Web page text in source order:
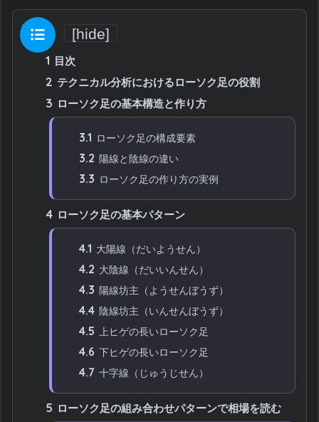
目次 [hide]
1 目次
2 テクニカル分析におけるローソク足の役割
3 ローソク足の基本構造と作り方
3.1 ローソク足の構成要素
3.2 陽線と陰線の違い
3.3 ローソク足の作り方の実例
4 ローソク足の基本パターン
4.1 大陽線（だいようせん）
4.2 大陰線（だいいんせん）
4.3 陽線坊主（ようせんぼうず）
4.4 陰線坊主（いんせんぼうず）
4.5 上ヒゲの長いローソク足
4.6 下ヒゲの長いローソク足
4.7 十字線（じゅうじせん）
5 ローソク足の組み合わせパターンで相場を読む